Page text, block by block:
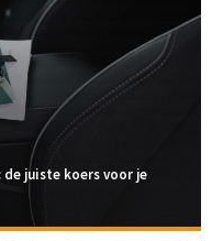
juiste koers voor je